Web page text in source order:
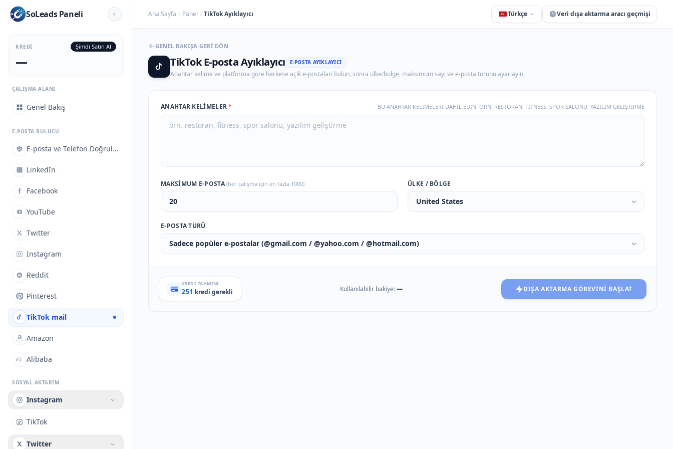
SoLeads Paneli
KREDI Şimdi Satın Al
—
ÇALIŞMA ALANI
Genel Bakış
E-POSTA BULUCU
E-posta ve Telefon Doğrulayıcı
LinkedIn
Facebook
YouTube
Twitter
Instagram
Reddit
Pinterest
TikTok mail
Amazon
Alibaba
SOSYAL AKTARIM
Instagram
TikTok
Twitter
Ana Sayfa Panel TikTok Ayıklayıcı Türkçe Veri dışa aktarma aracı geçmişi
GENEL BAKIŞA GERI DÖN
TikTok E-posta Ayıklayıcı E-POSTA AYIKLAYICI
Anahtar kelime ve platforma göre herkese açık e-postaları bulun, sonra ülke/bölge, maksimum sayı ve e-posta türünü ayarlayın.
ANAHTAR KELIMELER* BU ANAHTAR KELİMELERİ DAHİL EDİN. ÖRN. RESTORAN, FITNESS, SPOR SALONU, YAZILIM GELİŞTİRME
MAKSIMUM E-POSTA(her çalışma için en fazla 1000) ÜLKE / BÖLGE
United States
E-POSTA TÜRÜ
Sadece popüler e-postalar (@gmail.com / @yahoo.com / @hotmail.com)
KREDI TAHMINI
251 kredi gerekli Kullanılabilir bakiye:— DIŞA AKTARMA GÖREVINI BAŞLAT